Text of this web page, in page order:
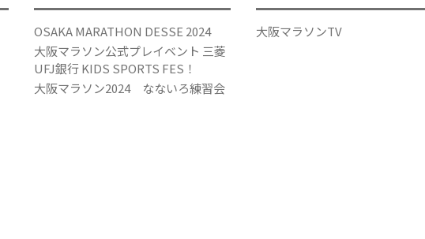
OSAKA MARATHON DESSE 2024
大阪マラソン公式プレイベント 三菱
UFJ銀行 KIDS SPORTS FES！
大阪マラソン2024 なないろ練習会
大阪マラソンTV